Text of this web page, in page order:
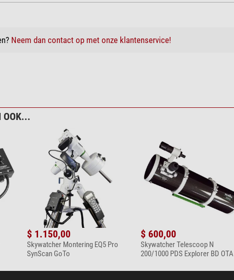
Neem dan contact op met onze klantenservice!
OOK...
$ 1.150,00
Skywatcher Montering EQ5 Pro
SynScan GoTo
$ 600,00
Skywatcher Telescoop N
200/1000 PDS Explorer BD OTA